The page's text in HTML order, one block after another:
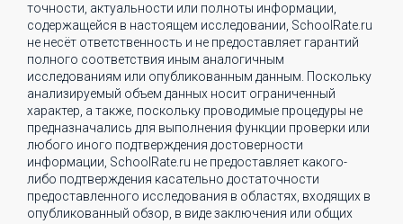
точности, актуальности или полноты информации,
содержащейся в настоящем исследовании, SchoolRate.ru
не несёт ответственность и не предоставляет гарантий
полного соответствия иным аналогичным
исследованиям или опубликованным данным. Поскольку
анализируемый объем данных носит ограниченный
характер, а также, поскольку проводимые процедуры не
предназначались для выполнения функции проверки или
любого иного подтверждения достоверности
информации, SchoolRate.ru не предоставляет какого-
либо подтверждения касательно достаточности
предоставленного исследования в областях, входящих в
опубликованный обзор, в виде заключения или общих